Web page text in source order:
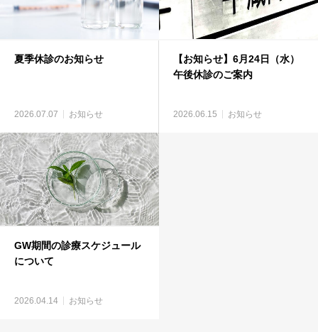
夏季休診のお知らせ
2026.07.07 お知らせ
【お知らせ】6月24日（水）
午後休診のご案内
2026.06.15 お知らせ
GW期間の診療スケジュール
について
2026.04.14 お知らせ